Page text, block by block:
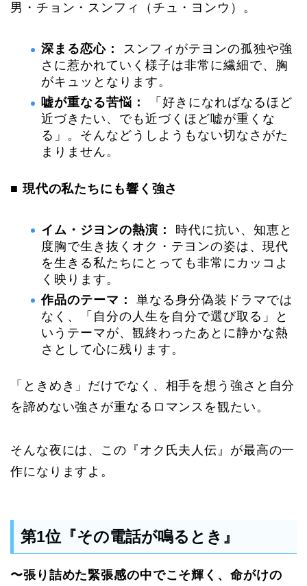
男・チョン・スンフィ（チュ・ヨンウ）。
深まる恋心：
スンフィがテヨンの孤独や強
さに惹かれていく様子は非常に繊細で、胸
がキュッとなります。
嘘が重なる苦悩：
「好きになればなるほど
近づきたい、でも近づくほど嘘が重くな
る」。そんなどうしようもない切なさがた
まりません。
■ 現代の私たちにも響く強さ
イム・ジヨンの熱演：
時代に抗い、知恵と
度胸で生き抜くオク・テヨンの姿は、現代
を生きる私たちにとっても非常にカッコよ
く映ります。
作品のテーマ：
単なる身分偽装ドラマでは
なく、「自分の人生を自分で選び取る」と
いうテーマが、観終わったあとに静かな熱
さとして心に残ります。
「ときめき」だけでなく、相手を想う強さと自分
を諦めない強さが重なるロマンスを観たい。
そんな夜には、この『オク氏夫人伝』が最高の一
作になりますよ。
第1位『その電話が鳴るとき』
〜張り詰めた緊張感の中でこそ輝く、命がけの